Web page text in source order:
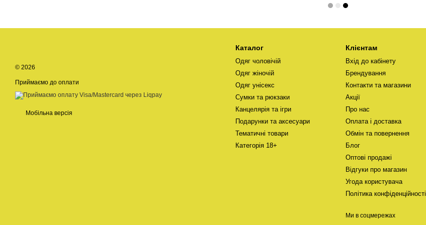
© 2026
Приймаємо до оплати
Мобільна версія
Каталог
Одяг чоловічій
Одяг жіночій
Одяг унісекс
Сумки та рюкзаки
Канцелярія та ігри
Подарунки та аксесуари
Тематичні товари
Категорія 18+
Клієнтам
Вхід до кабінету
Брендування
Контакти та магазини
Акції
Про нас
Оплата і доставка
Обмін та повернення
Блог
Оптові продажі
Відгуки про магазин
Угода користувача
Політика конфіденційності
Ми в соцмережах